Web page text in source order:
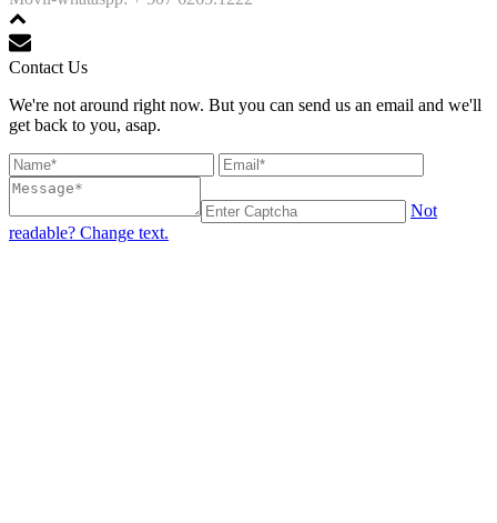
Contact Us
We're not around right now. But you can send us an email and we'll
get back to you, asap.
Not
readable? Change text.